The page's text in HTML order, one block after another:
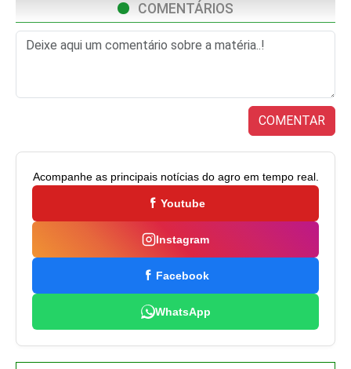
COMENTÁRIOS
COMENTAR
Acompanhe as principais notícias do agro em tempo real.
Youtube
Instagram
Facebook
WhatsApp